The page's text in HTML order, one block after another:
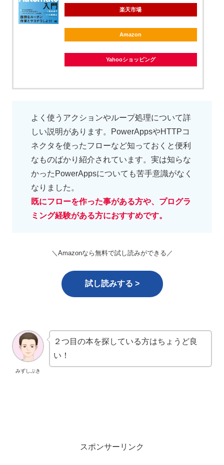
楽天市場
Amazon
Yahooショッピング
よく使うアクションやループ処理について詳
しい説明があります。PowerAppsやHTTPコ
ネクタを使ったフローなど知っておくと便利
なものばかり紹介されています。実は知らな
かったPowerAppsについても苦手意識がなく
なりました。
既にフローを作った事がある方や、プログラ
ミング経験がある方におすすめです。
＼Amazonなら無料で試し読みができる／
試し読みする >
みずしぶき
２つ目の本を探している方はちょうど良
い！
スポンサーリンク